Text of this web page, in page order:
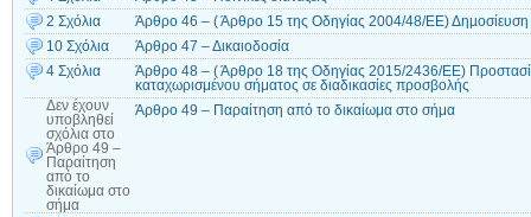
2 Σχόλια
Άρθρο 46 – ( Άρθρο 15 της Οδηγίας 2004/48/ΕΕ)
10 Σχόλια
Άρθρο 47 – Δικαιοδοσία
4 Σχόλια
Άρθρο 48 – ( Άρθρο 18 της Οδηγίας 2015/2436/ΕΕ) Προστασία
καταχωρισμένου σήματος σε διαδικασίες προσβολής
Δεν έχουν
υποβληθεί
σχόλια στο
Άρθρο 49 –
Παραίτηση
από το
δικαίωμα στο
σήμα
Άρθρο 49 – Παραίτηση από το δικαίωμα στο σήμα